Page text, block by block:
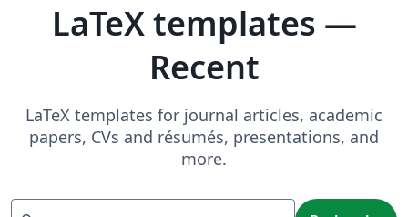
LaTeX templates —
Recent
LaTeX templates for journal articles, academic
papers, CVs and résumés, presentations, and
more.